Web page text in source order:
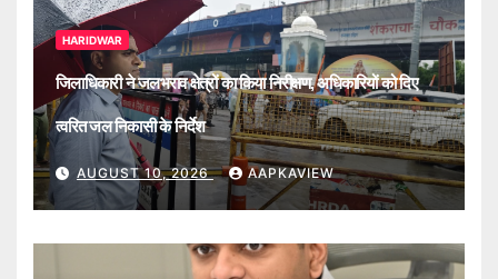
HARIDWAR
जिलाधिकारी ने जलभराव क्षेत्रों का किया निरीक्षण, अधिकारियों को दिए
त्वरित जल निकासी के निर्देश
AUGUST 10, 2026 AAPKAVIEW